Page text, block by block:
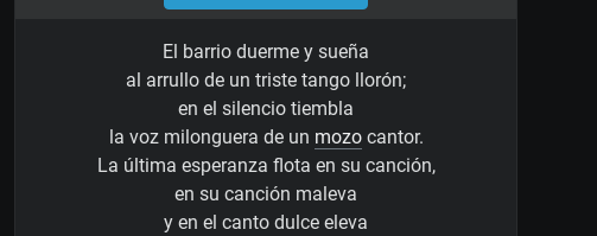
El barrio duerme y sueña
al arrullo de un triste tango llorón;
en el silencio tiembla
la voz milonguera de un mozocantor.
La última esperanza flota en su canción,
en su canción maleva
y en el canto dulce eleva